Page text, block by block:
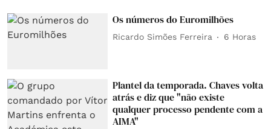
Os números do Euromilhões
Ricardo Simões Ferreira 6 Horas
Plantel da temporada. Chaves volta
atrás e diz que "não existe
qualquer processo pendente com a
AIMA"